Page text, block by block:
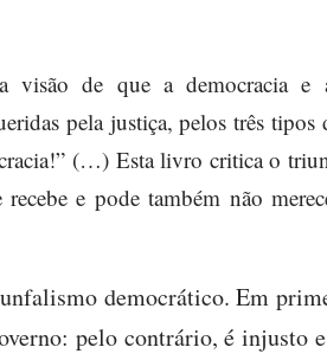
a visão de que a democracia e
pela justiça, pelos três
(…) Esta livro critica o
e pode também não
democrático. Em
pelo contrário, é injusto